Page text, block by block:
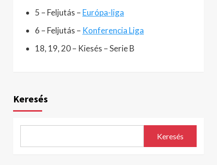
5 – Feljutás – Európa-liga
6 – Feljutás – Konferencia Liga
18, 19, 20 – Kiesés – Serie B
Keresés
Keresés